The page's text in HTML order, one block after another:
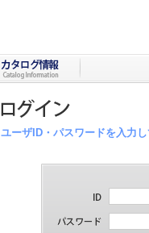
ユーザID・パスワードを入力し